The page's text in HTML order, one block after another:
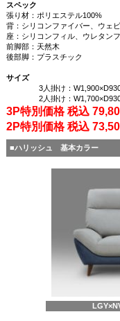
スペック
張り材：ポリエステル100%
背：シリコンファイバー、ウェ
座：シリコンフィル、ウレタン
前脚部：天然木
後部脚：プラスチック
サイズ
3人掛け：
2人掛け：
3P特別価格 税込
2P特別価格 税込
■ハリッシュ 基本カラー